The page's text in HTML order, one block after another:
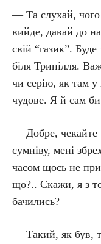
— Та слухай,
вийде, давай до
свій “газик”.
біля Трипілля.
чи серію, як там у
чудове. Я й сам
— Добре, чекайте
сумніву, мені
часом щось не
що?.. Скажи, я з
бачились?
— Такий, як був,